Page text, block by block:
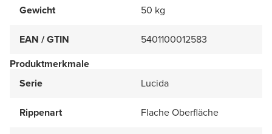
Gewicht 50 kg
EAN / GTIN
5401100012583
Produktmerkmale
Serie
Lucida
Rippenart Flache Oberfläche